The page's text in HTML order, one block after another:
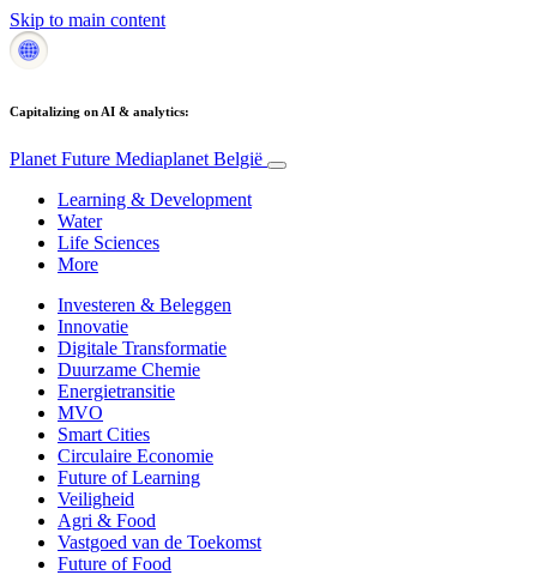
Skip to main content
Capitalizing on AI & analytics:
Planet Future Mediaplanet België
Learning & Development
Water
Life Sciences
More
Investeren & Beleggen
Innovatie
Digitale Transformatie
Duurzame Chemie
Energietransitie
MVO
Smart Cities
Circulaire Economie
Future of Learning
Veiligheid
Agri & Food
Vastgoed van de Toekomst
Future of Food